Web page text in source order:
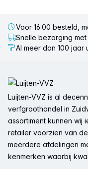
Voor 16:00 besteld,
Snelle bezorging
Al meer dan 100
Luijten-VVZ is al
verfgroothandel in
assortiment kunnen wij
retailer voorzien van
meerdere afdelingen
kenmerken waarbij